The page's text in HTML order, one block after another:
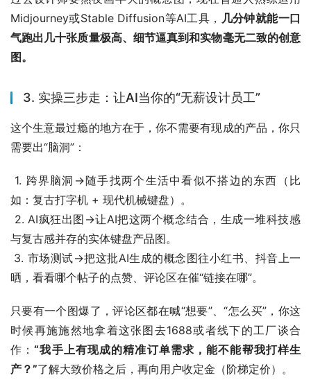
Midjourney或Stable Diffusion等AI工具， 几分钟就能一口
气跑出几十张质量极高、细节逼真到和实物毫无二致的创意
图。
3. 实操三步走：让AI当你的“无薪设计员工”
这个生意最过瘾的地方在于，你不需要有现成的产品，你只
需要出“脑洞”：
如：复古打字机 + 现代机械键盘）。
与复古感并存的实体键盘产品图。
晒，看看哪个帖子的点赞、评论区在催“链接在哪”。
只要有一个图爆了，评论区都在喊“想要”、“怎么买”，你这
时候再施施然地拿着这张图去1688或者线下的工厂谈合
作：“我手上有现成的精准订单需求，能不能帮我打样生
产？”了解大致价格之后，再向用户收定金（阶梯定价）。